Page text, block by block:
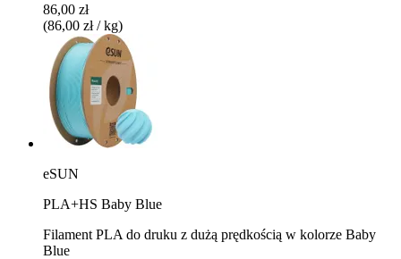
86,00 zł
(86,00 zł / kg)
eSUN
PLA+HS Baby Blue
Filament PLA do druku z dużą prędkością w kolorze Baby
Blue